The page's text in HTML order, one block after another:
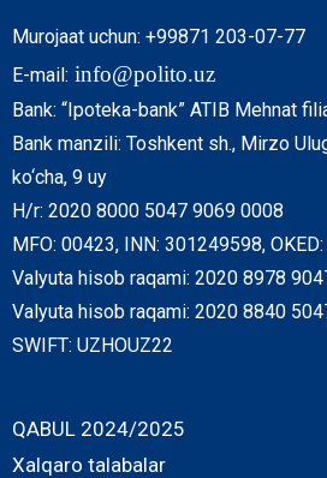
Murojaat uchun: +99871 203-07-77
E-mail: info@polito.uz
Bank: “Ipoteka-bank” ATIB Mehnat
Bank manzili: Toshkent sh., Mirzo
ko‘cha, 9 uy
H/r: 2020 8000 5047 9069 0008
MFO: 00423, INN: 301249598,
Valyuta hisob raqami: 2020 8978
Valyuta hisob raqami: 2020 8840
SWIFT: UZHOUZ22
QABUL 2024/2025
Xalqaro talabalar